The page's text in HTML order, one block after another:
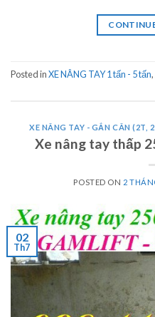
Posted inXE NÂNG TAY 1 tấn - 5 tấn,
XE NÂNG TAY - GẮN CÂN (2T,
Xe nâng tay thấp
POSTED ON 2
02
Th7